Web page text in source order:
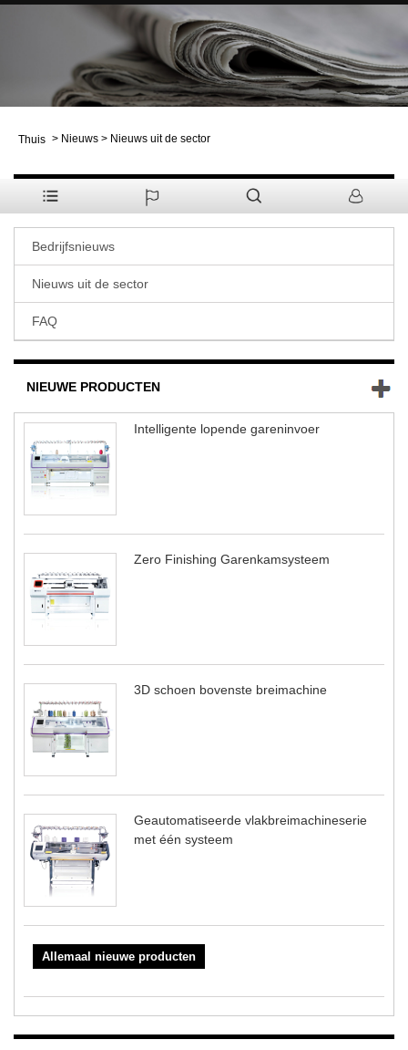
Thuis > Nieuws > Nieuws uit de sector
NIEUWS
Bedrijfsnieuws
Nieuws uit de sector
FAQ
NIEUWE PRODUCTEN
Intelligente lopende gareninvoer
Zero Finishing Garenkamsysteem
3D schoen bovenste breimachine
Geautomatiseerde vlakbreimachineserie
met één systeem
Allemaal nieuwe producten